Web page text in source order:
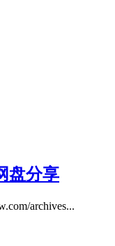
盘分享
archives...